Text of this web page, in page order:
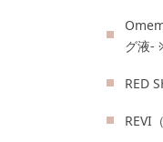
グ液-
RED
REVI